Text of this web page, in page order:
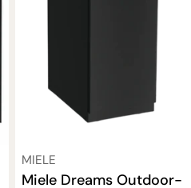
VERKÄUFER:
MIELE
Miele Dreams Outdoor-